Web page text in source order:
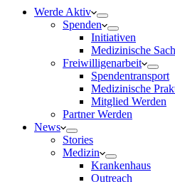
Werde Aktiv
Spenden
Initiativen
Medizinische
Freiwilligenarbeit
Spendentransport
Medizinische
Mitglied Werden
Partner Werden
News
Stories
Medizin
Krankenhaus
Outreach